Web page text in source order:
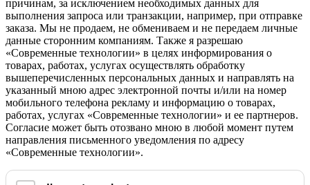
причинам, за исключением необходимых данных для
выполнения запроса или транзакции, например, при отправке
заказа. Мы не продаем, не обмениваем и не передаем личные
данные сторонним компаниям. Также я разрешаю
«Современные технологии» в целях информирования о
товарах, работах, услугах осуществлять обработку
вышеперечисленных персональных данных и направлять на
указанный мною адрес электронной почты и/или на номер
мобильного телефона рекламу и информацию о товарах,
работах, услугах «Современные технологии» и ее партнеров.
Согласие может быть отозвано мною в любой момент путем
направления письменного уведомления по адресу
«Современные технологии».